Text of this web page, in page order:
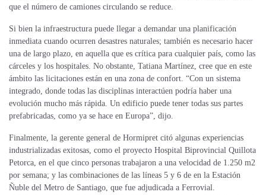
que el número de camiones circulando se reduce.
Si bien la infraestructura puede llegar a demandar una planificación
inmediata cuando ocurren desastres naturales; también es necesario hacer
una de largo plazo, en aquella que es crítica para cualquier país, como las
cárceles y los hospitales. No obstante, Tatiana Martínez, cree que en este
ámbito las licitaciones están en una zona de confort. “Con un sistema
integrado, donde todas las disciplinas interactúen podría haber una
evolución mucho más rápida. Un edificio puede tener todas sus partes
prefabricadas, como ya se hace en Europa”, dijo.
Finalmente, la gerente general de Hormipret citó algunas experiencias
industrializadas exitosas, como el proyecto Hospital Biprovincial Quillota
Petorca, en el que cinco personas trabajaron a una velocidad de 1.250 m2
por semana; y las combinaciones de las líneas 5 y 6 de en la Estación
Ñuble del Metro de Santiago, que fue adjudicada a Ferrovial.